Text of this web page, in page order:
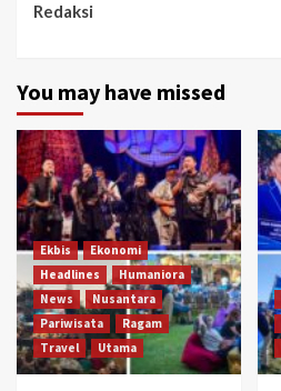
Redaksi
You may have missed
Ekbis
Ekonomi
Headlines
Humaniora
News
Nusantara
Pariwisata
Ragam
Travel
Utama